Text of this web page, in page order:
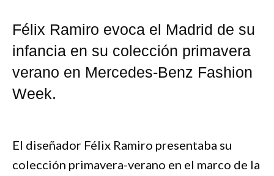
Félix Ramiro evoca el Madrid de su
infancia en su colección primavera
verano en Mercedes-Benz Fashion
Week.
El diseñador Félix Ramiro presentaba su
colección primavera-verano en el marco de la